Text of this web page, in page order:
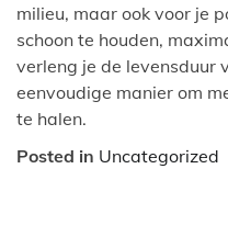
milieu, maar ook voor je
schoon te houden,
verleng je de levensduur
eenvoudige manier om
te halen.
Posted in Uncategorized